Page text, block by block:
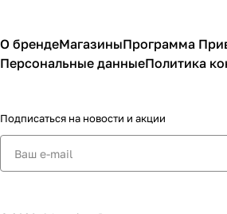
О брендеМагазиныПрограмма
Персональные данныеПолитика
Подписаться на новости и акции